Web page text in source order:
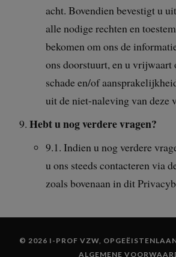
acht. Bovendien bevestigt u
alle nodige rechten en
bekomen om ons de
ons doorstuurt, en u vrijwaart
schade en/of
uit de niet-naleving van deze
Hebt u nog verdere vragen?
9.1. Indien u nog verdere
u ons steeds contacteren via
zoals bovenaan in dit
© 2026 I-PROF VZW,
ALGEMENE